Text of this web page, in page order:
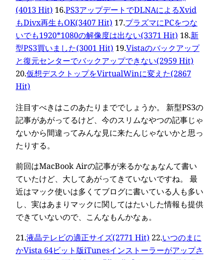
(4013 Hit) 16.PS3アップデートでDLNAによるXvid
もDivx再生もOK(3407 Hit) 17.プラズマにPCをつな
いでも1920*1080の解像度は出ない(3371 Hit) 18.新
型PS3買いました(3001 Hit) 19.Vistaのバックアップ
と復元センターでバックアップできない(2959 Hit)
20.仮想デスクトップをVirtualWinに変えた(2867
Hit)
注目すべきはこのあたりまででしょうか。 新型PS3の
記事があがってるけど、今のスリムなやつの記事じゃ
ないから間違ってみんな見に来たんじゃないかと思っ
たりする。
前回はMacBook Airの記事が来るかなぁなんて書い
ていたけど、大してあがってきていないですね。 最
近はマック使いは多くてブログに書いている人も多い
し、実はあまりマックに関してはたいした情報も提供
できていないので、こんなもんかなぁ。
21.液晶テレビの適正サイズ(2771 Hit) 22.いつのまに
かVista 64ビット版iTunesインストーラーがアップさ